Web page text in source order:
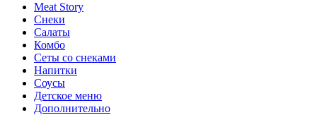
Meat Story
Снеки
Салаты
Комбо
Сеты со снеками
Напитки
Соусы
Детское меню
Дополнительно